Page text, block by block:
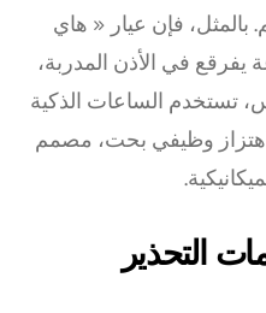
بالمثل، فإن عيار « هاي
تردد/ساعة يفرقع في الأذن المدربة،
تستخدم الساعات الذكية
وظيفي بحت، مصمم
التحذير